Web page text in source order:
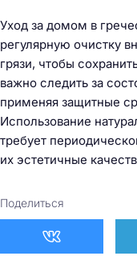
Уход за домом в
регулярную очистку
грязи, чтобы
важно следить за
применяя защитные
Использование
требует
их эстетичные
Поделиться